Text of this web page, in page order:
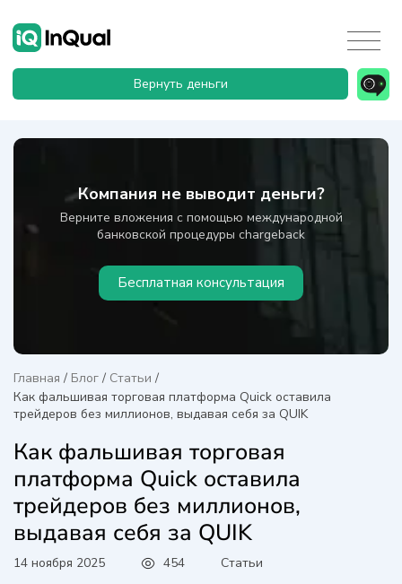
Вернуть деньги
Компания не выводит деньги?
Верните вложения с помощью международной
банковской процедуры chargeback
Бесплатная консультация
Главная / Блог / Статьи /
Как фальшивая торговая платформа Quick оставила
трейдеров без миллионов, выдавая себя за QUIK
Как фальшивая торговая
платформа Quick оставила
трейдеров без миллионов,
выдавая себя за QUIK
14 ноября 2025 454 Статьи